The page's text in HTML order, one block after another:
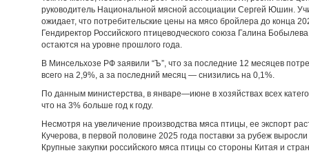
руководитель Национальной мясной ассоциации Сергей Юшин.
ожидает, что потребительские цены на мясо бройлера до конца
Гендиректор Российского птицеводческого союза Галина
остаются на уровне прошлого года.
В Минсельхозе РФ заявили “Ъ”, что за последние 12 месяцев
всего на 2,9%, а за последний месяц — снизились на 0,1%.
По данным министерства, в январе—июне в хозяйствах всех
что на 3% больше год к году.
Несмотря на увеличение производства мяса птицы, ее экспорт
Кучерова, в первой половине 2025 года поставки за рубеж
Крупные закупки российского мяса птицы со стороны Китая и